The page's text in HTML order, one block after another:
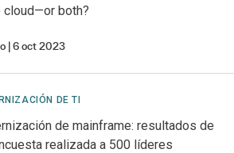
cloud—or both?
6 oct 2023
DE TI
de mainframe: resultados de
realizada a 500 líderes